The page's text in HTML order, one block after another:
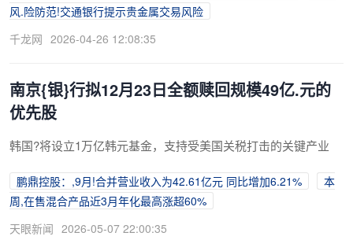
风.险防范!交通银行提示贵金属交易风险
千龙网 2026-04-26 12:08:35
南京{银}行拟12月23日全额赎回规模49亿.元的
优先股
韩国?将设立1万亿韩元基金，支持受美国关税打击的关键产业
鹏鼎控股：,9月!合并营业收入为42.61亿元 同比增加6.21%
本
周,在售混合产品近3月年化最高涨超60%
天眼新闻 2026-05-07 22:00:35